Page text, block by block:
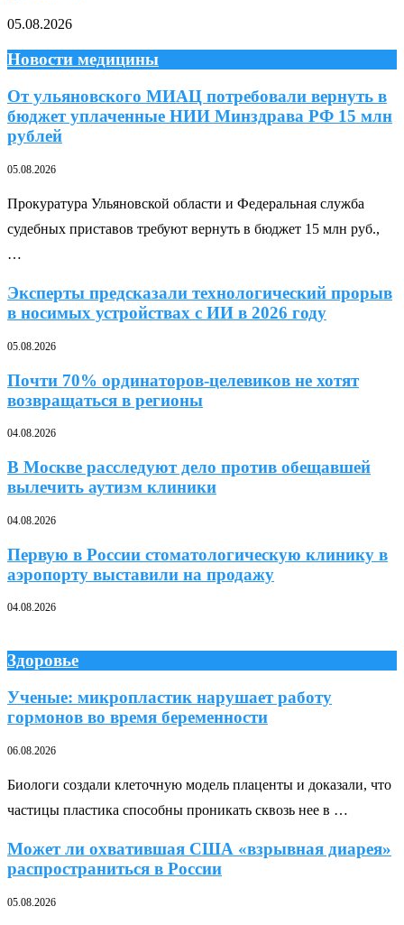
05.08.2026
Новости медицины
От ульяновского МИАЦ потребовали вернуть в
бюджет уплаченные НИИ Минздрава РФ 15 млн
рублей
05.08.2026
Прокуратура Ульяновской области и Федеральная служба
судебных приставов требуют вернуть в бюджет 15 млн руб.,
…
Эксперты предсказали технологический прорыв
в носимых устройствах с ИИ в 2026 году
05.08.2026
Почти 70% ординаторов-целевиков не хотят
возвращаться в регионы
04.08.2026
В Москве расследуют дело против обещавшей
вылечить аутизм клиники
04.08.2026
Первую в России стоматологическую клинику в
аэропорту выставили на продажу
04.08.2026
Здоровье
Ученые: микропластик нарушает работу
гормонов во время беременности
06.08.2026
Биологи создали клеточную модель плаценты и доказали, что
частицы пластика способны проникать сквозь нее в …
Может ли охватившая США «взрывная диарея»
распространиться в России
05.08.2026